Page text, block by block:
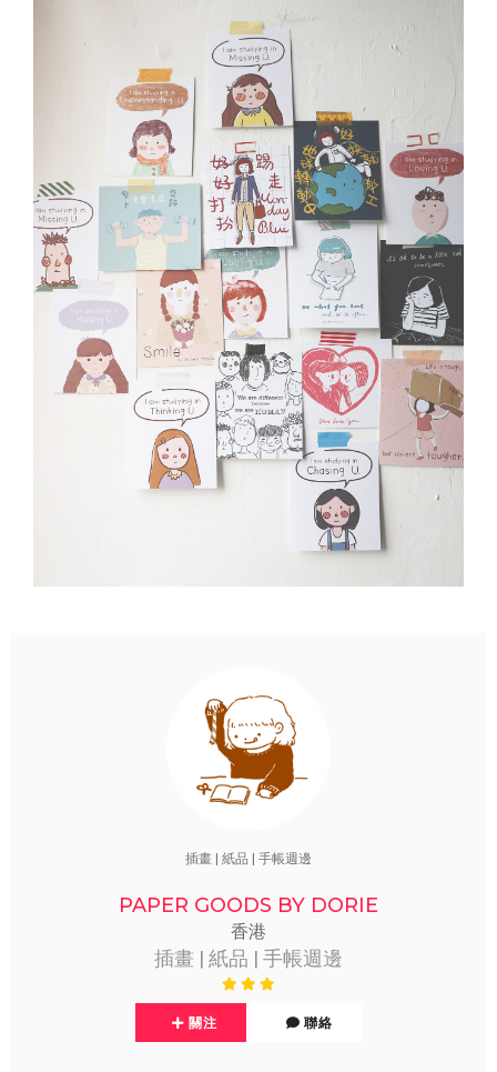
插畫 | 紙品 | 手帳週邊
PAPER GOODS BY DORIE
香港
插畫 | 紙品 | 手帳週邊
關注 聯絡